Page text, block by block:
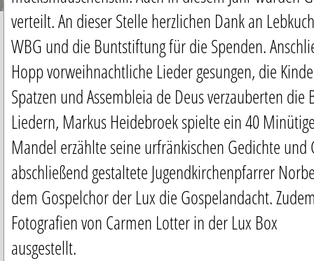
verteilt. An dieser Stelle herzlichen Dank an
WBG und die Buntstiftung für die Spenden.
Hopp vorweihnachtliche Lieder gesungen, die
Spatzen und Assembleia de Deus verzauberten
Liedern, Markus Heidebroek spielte ein 40
Mandel erzählte seine urfränkischen Gedichte und
abschließend gestaltete Jugendkirchenpfarrer
dem Gospelchor der Lux die Gospelandacht.
Fotografien von Carmen Lotter in der Lux Box
ausgestellt.